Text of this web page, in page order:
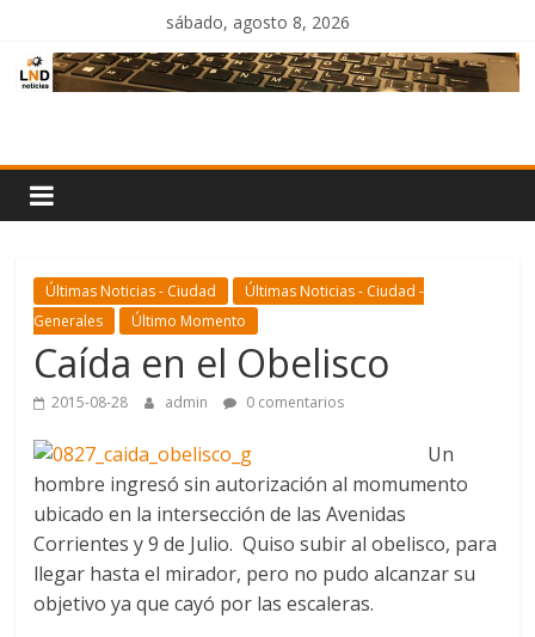
contenido
sábado, agosto 8, 2026
Noticias
Últimas Noticias - Ciudad
Últimas Noticias - Ciudad -
Generales
Último Momento
Caída en el Obelisco
2015-08-28 admin 0 comentarios
Un
hombre ingresó sin autorización al momumento
ubicado en la intersección de las Avenidas
Corrientes y 9 de Julio. Quiso subir al obelisco, para
llegar hasta el mirador, pero no pudo alcanzar su
objetivo ya que cayó por las escaleras.